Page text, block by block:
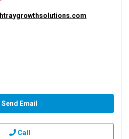
Send Email
Call